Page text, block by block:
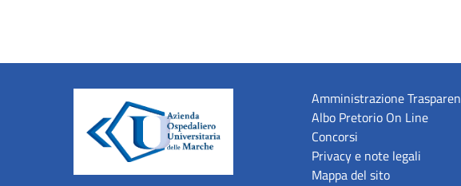
Amministrazione
Albo Pretorio On Line
Concorsi
Privacy e note legali
Mappa del sito